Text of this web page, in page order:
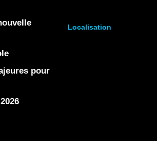
pour
Localisation